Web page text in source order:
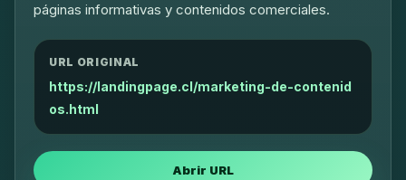
páginas informativas y contenidos comerciales.
URL ORIGINAL
https://landingpage.cl/marketing-de-contenid
os.html
Abrir URL